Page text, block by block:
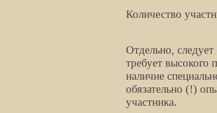
Количество
Отдельно,
требует
наличие
обязательно (!)
участника.